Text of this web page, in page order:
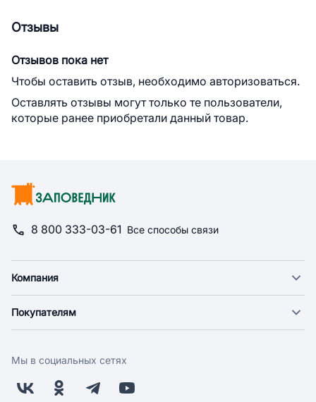
Отзывы
Отзывов пока нет
Чтобы оставить отзыв, необходимо авторизоваться.
Оставлять отзывы могут только те пользователи,
которые ранее приобретали данный товар.
8 800 333-03-61 Все способы связи
Компания
Новости
Поставщикам
Заводчикам
Покупателям
Оплата
Бонусная программа
Мы в социальных сетях